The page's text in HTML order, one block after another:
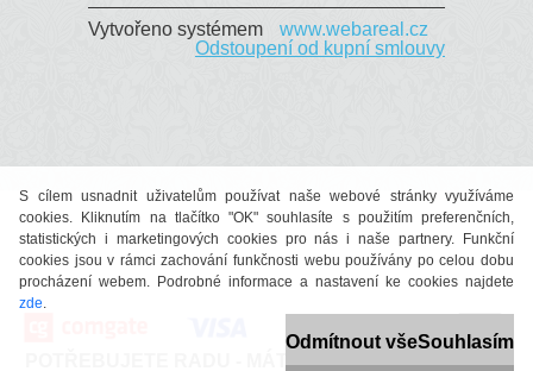
S cílem usnadnit uživatelům používat naše webové stránky využíváme
cookies. Kliknutím na tlačítko "OK" souhlasíte s použitím preferenčních,
statistických i marketingových cookies pro nás i naše partnery. Funkční
cookies jsou v rámci zachování funkčnosti webu používány po celou dobu
procházení webem. Podrobné informace a nastavení ke cookies najdete
zde.
Odmítnout všeSouhlasím
Vytvořeno systémem
www.webareal.cz
Odstoupení od kupní smlouvy
POTŘEBUJETE RADU - MÁTE DOTAZ ČI PROBLÉM?